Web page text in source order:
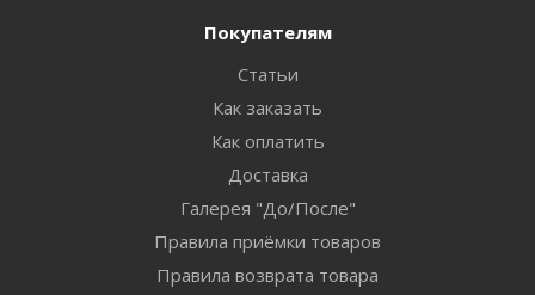
Покупателям
Статьи
Как заказать
Как оплатить
Доставка
Галерея "До/После"
Правила приёмки товаров
Правила возврата товара